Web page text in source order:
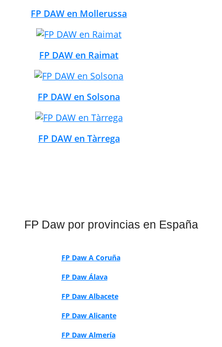
FP DAW en Mollerussa
FP DAW en Raimat
FP DAW en Solsona
FP DAW en Tàrrega
FP Daw por provincias en España
FP Daw A Coruña
FP Daw Álava
FP Daw Albacete
FP Daw Alicante
FP Daw Almería